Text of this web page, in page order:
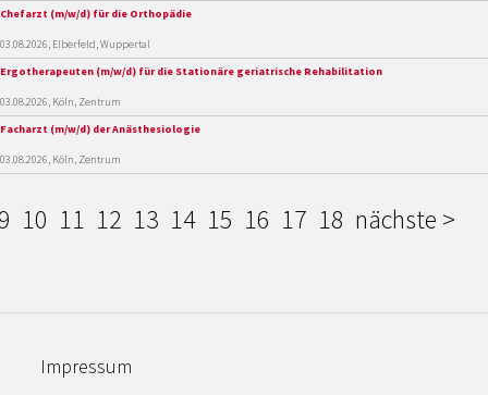
Chefarzt (m/w/d) für die Orthopädie
03.08.2026, Elberfeld, Wuppertal
Ergotherapeuten (m/w/d) für die Stationäre geriatrische Rehabilitation
03.08.2026, Köln, Zentrum
Facharzt (m/w/d) der Anästhesiologie
03.08.2026, Köln, Zentrum
10 11 12 13 14 15 16 17 18 nächste >
Impressum